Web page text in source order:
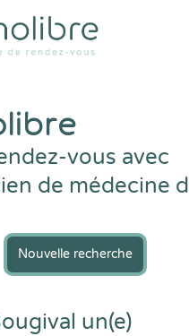
vous avec
de médecine
Nouvelle recherche
un(e)